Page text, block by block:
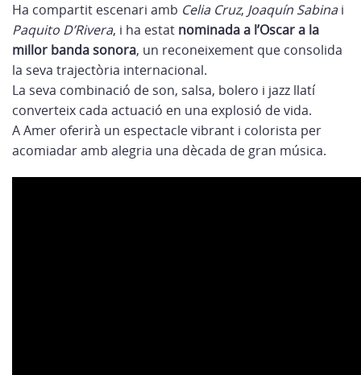
Ha compartit escenari amb Celia Cruz, Joaquín Sabinai
Paquito D’Rivera, i ha estat nominada a l’Oscar a la
millor banda sonora, un reconeixement que consolida
la seva trajectòria internacional.
La seva combinació de son, salsa, bolero i jazz llatí
converteix cada actuació en una explosió de vida.
A Amer oferirà un espectacle vibrant i colorista per
acomiadar amb alegria una dècada de gran música.